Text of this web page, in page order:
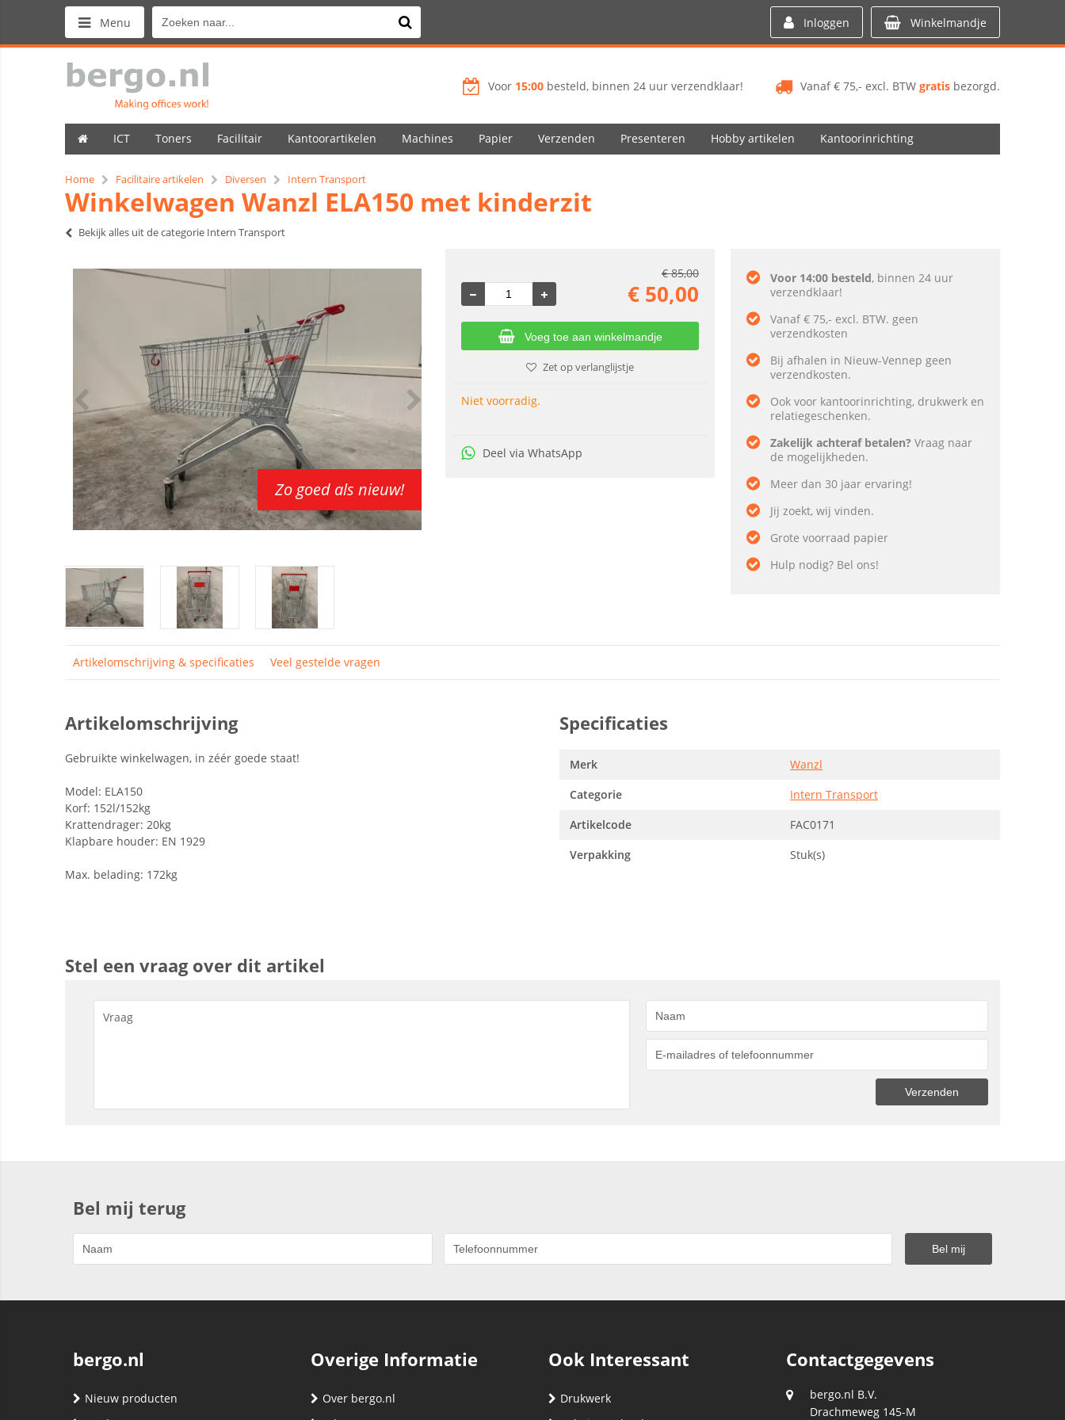
Menu Inloggen Winkelmandje
Vanaf € 75,- excl. BTW gratis bezorgd.
Voor 15:00 besteld, binnen 24 uur verzendklaar!
ICT Toners Facilitair Kantoorartikelen Machines Papier Verzenden Presenteren Hobby artikelen Kantoorinrichting
Home Facilitaire artikelen Diversen Intern Transport
Winkelwagen Wanzl ELA150 met kinderzit
Bekijk alles uit de categorie Intern Transport
Zo goed als nieuw!
€85,00
€ 50,00
Voeg toe aan winkelmandje
Zet op verlanglijstje
Niet voorradig.
Deel via WhatsApp
Voor 14:00 besteld, binnen 24 uur
verzendklaar!
Vanaf € 75,- excl. BTW. geen
verzendkosten
Bij afhalen in Nieuw-Vennep geen
verzendkosten.
Ook voor kantoorinrichting, drukwerk en
relatiegeschenken.
Zakelijk achteraf betalen? Vraag naar
de mogelijkheden.
Meer dan 30 jaar ervaring!
Jij zoekt, wij vinden.
Grote voorraad papier
Hulp nodig? Bel ons!
Artikelomschrijving & specificaties Veel gestelde vragen
Artikelomschrijving
Gebruikte winkelwagen, in zéér goede staat!
Model: ELA150
Korf: 152l/152kg
Krattendrager: 20kg
Klapbare houder: EN 1929
Max. belading: 172kg
Specificaties
Merk
Wanzl
Categorie
Intern Transport
Artikelcode
FAC0171
Verpakking
Stuk(s)
Stel een vraag over dit artikel
Bel mij terug
bergo.nl
Nieuw producten
Overige Informatie
Over bergo.nl
Ook Interessant
Drukwerk
Contactgegevens
bergo.nl B.V.
Drachmeweg 145-M